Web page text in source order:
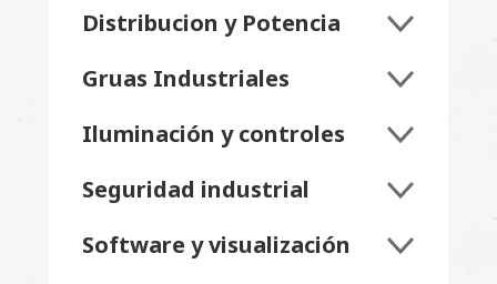
Distribucion y Potencia
Gruas Industriales
Iluminación y controles
Seguridad industrial
Software y visualización